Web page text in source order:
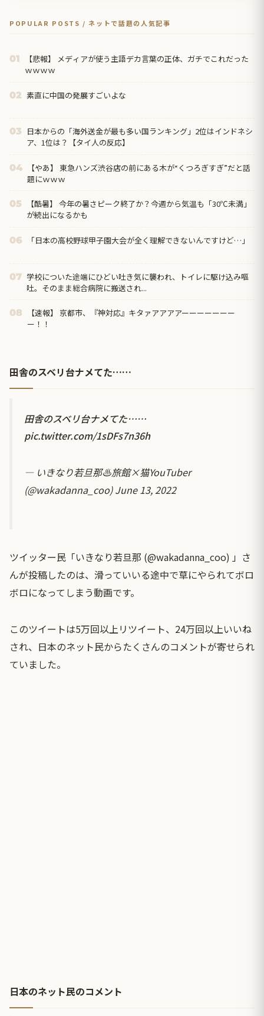
POPULAR POSTS / ネットで話題の人気記事
01
【悲報】 メディアが使う主語デカ言葉の正体、ガチでこれだった
ｗｗｗｗ
02 素直に中国の発展すごいよな
03
日本からの「海外送金が最も多い国ランキング」2位はインドネシ
ア、1位は？【タイ人の反応】
04
【やあ】 東急ハンズ渋谷店の前にある木が“くつろぎすぎ”だと話
題にｗｗｗ
05
【酷暑】 今年の暑さピーク終了か？今週から気温も「30℃未満」
が続出になるかも
06 「日本の高校野球甲子園大会が全く理解できないんですけど…」
07 学校についた途端にひどい吐き気に襲われ、トイレに駆け込み嘔
吐。そのまま総合病院に搬送され...
08
【速報】 京都市、『神対応』キタァアアアアーーーーーーー
ー！！
田舎のスベリ台ナメてた……
田舎のスベリ台ナメてた……
pic.twitter.com/1sDFs7n36h
— いきなり若旦那♨️旅館×猫YouTuber
(@wakadanna_coo)June 13, 2022
ツイッター民「いきなり若旦那 (@wakadanna_coo) 」さ
んが投稿したのは、滑っていいる途中で草にやられてボロ
ボロになってしまう動画です。
このツイートは5万回以上リツイート、24万回以上いいね
され、日本のネット民からたくさんのコメントが寄せられ
ていました。
日本のネット民のコメント